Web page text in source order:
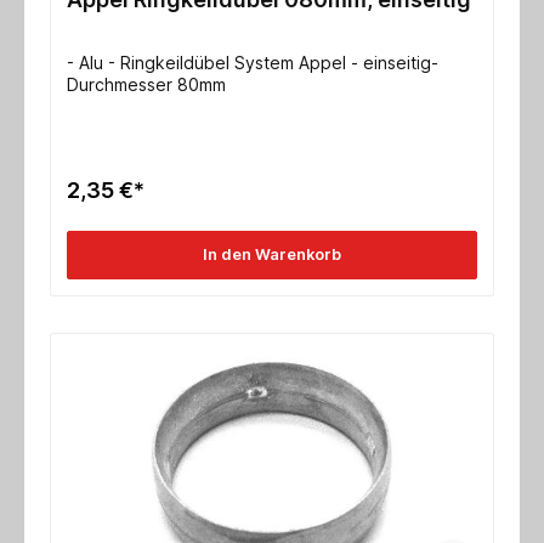
- Alu - Ringkeildübel System Appel - einseitig-
Durchmesser 80mm
2,35 €*
In den Warenkorb